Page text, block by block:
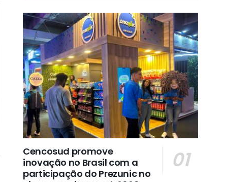
Cencosud promove
inovação no Brasil com a
participação do Prezunic no